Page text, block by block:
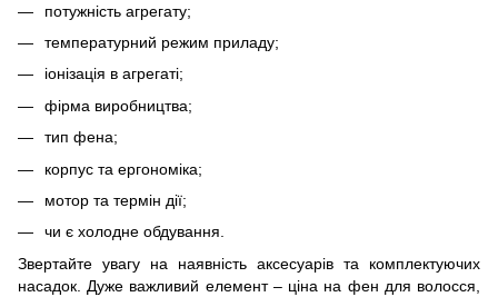
потужність агрегату;
температурний режим приладу;
іонізація в агрегаті;
фірма виробництва;
тип фена;
корпус та ергономіка;
мотор та термін дії;
чи є холодне обдування.
Звертайте увагу на наявність аксесуарів та комплектуючих
насадок. Дуже важливий елемент – ціна на фен для волосся,